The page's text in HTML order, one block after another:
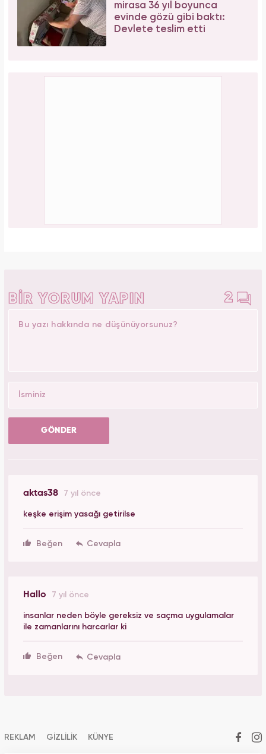
mirasa 36 yıl boyunca
evinde gözü gibi baktı:
Devlete teslim etti
BİR YORUM YAPIN 2
GÖNDER
aktas38 7 yıl önce
keşke erişim yasağı getirilse
Beğen
Hallo 7 yıl önce
insanlar neden böyle gereksiz ve saçma uygulamalar
ile zamanlarını harcarlar ki
Beğen
REKLAM GİZLİLİK KÜNYE